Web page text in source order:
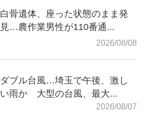
白骨遺体、座った状態のまま発
見…農作業男性が110番通...
2026/08/08
ダブル台風…埼玉で午後、激し
い雨か 大型の台風、最大...
2026/08/07